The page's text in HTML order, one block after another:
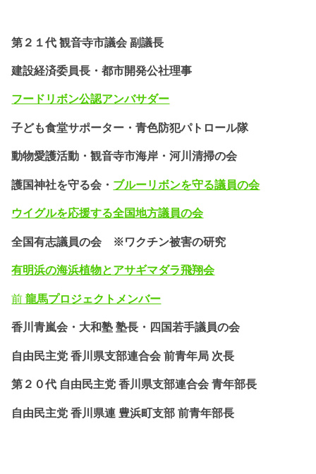
第２１代 観音寺市議会 副議長
建設経済委員長・都市開発公社理事
フードリボン公認アンバサダー
子ども食堂サポーター・青色防犯パトロール隊
動物愛護活動・観音寺市海岸・河川清掃の会
護国神社を守る会・ ブルーリボンを守る議員の会
ウイグルを応援する全国地方議員の会
全国有志議員の会 ※ワクチン被害の研究
有明浜の海浜植物とアサギマダラ飛翔会
前 龍馬プロジェクトメンバー
香川青嵐会・ 大和塾 塾長・四国若手議員の会
自由民主党 香川県支部連合会 前青年局 次長
第２０代 自由民主党 香川県支部連合会 青年部長
自由民主党 香川県連 豊浜町支部 前青年部長